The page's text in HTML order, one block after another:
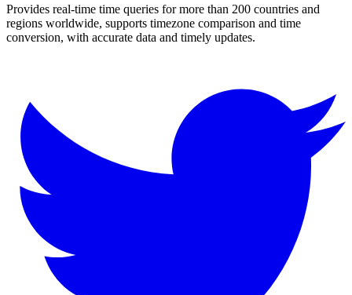
Provides real-time time queries for more than 200 countries and
regions worldwide, supports timezone comparison and time
conversion, with accurate data and timely updates.